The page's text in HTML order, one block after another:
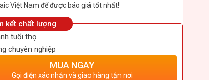
Việt Nam để được báo giá tốt nhất!
kết chất lượng
tuổi thọ
chuyên nghiệp
MUA NGAY
Gọi điện xác nhận và giao hàng tận nơi